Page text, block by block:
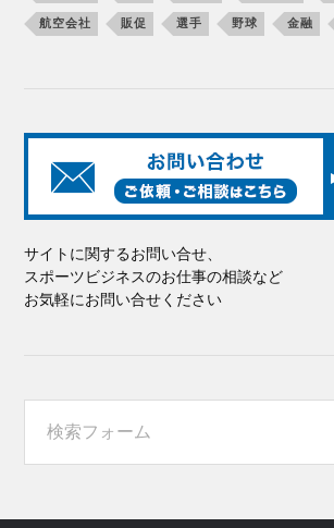
航空会社 販促 選手 野球 金融
サイトに関するお問い合せ、
スポーツビジネスのお仕事の相談など
お気軽にお問い合せください